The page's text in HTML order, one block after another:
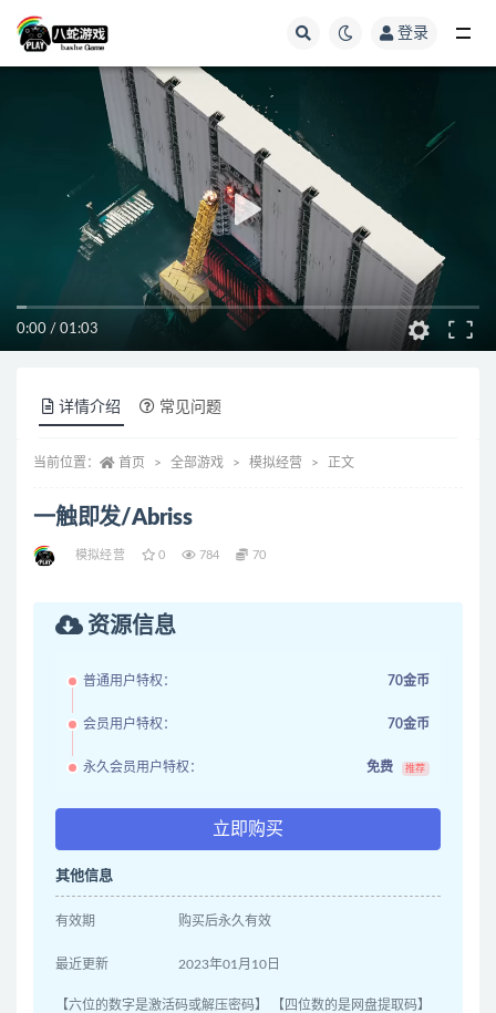
登录
0:00 / 01:03
详情介绍 常见问题
当前位置： 首页 全部游戏 模拟经营 正文
一触即发/Abriss
模拟经营 0 784 70
资源信息
普通用户特权： 70金币
会员用户特权： 70金币
永久会员用户特权： 免费 推荐
立即购买
其他信息
有效期 购买后永久有效
最近更新 2023年01月10日
【六位的数字是激活码或解压密码】 【四位数的是网盘提取码】